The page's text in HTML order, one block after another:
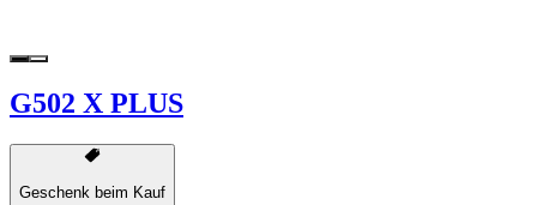
G502 X PLUS
Geschenk beim Kauf